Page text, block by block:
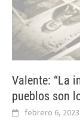
Valente: “La
pueblos son
febrero 6, 2023